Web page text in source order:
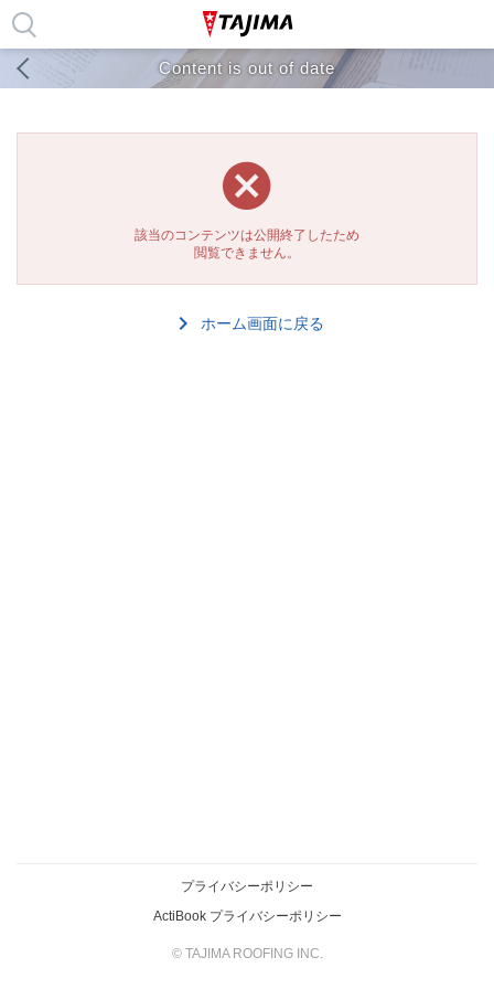
Content is out of date
該当のコンテンツは公開終了したため
閲覧できません。
ホーム画面に戻る
プライバシーポリシー
ActiBook プライバシーポリシー
© TAJIMA ROOFING INC.